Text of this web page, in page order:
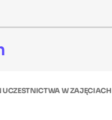
UCZESTNICTWA W